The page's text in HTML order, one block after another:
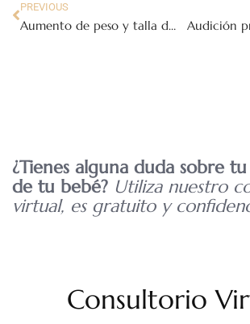
PREVIOUS
Aumento de peso y talla del bebé en desarrollo en el segundo trimestre del embarazo Audición
¿Tienes alguna duda sobre
de tu bebé? Utiliza nuestro
virtual, es gratuito y
Consultorio